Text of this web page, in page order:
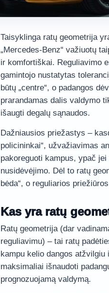
Taisyklinga ratų geometrija
„Mercedes-Benz“ važiuotų
ir komfortiškai. Reguliavimo
gamintojo nustatytas
būtų „centre“, o padangos
prarandamas dalis valdymo
išaugti degalų sąnaudos.
Dažniausios priežastys –
policininkai“, užvažiavimas
pakoreguoti kampus, ypač
nusidėvėjimo. Dėl to ratų
bėda“, o reguliarios
Kas yra ratų
Ratų geometrija (dar
reguliavimu) – tai ratų
kampu kelio dangos
maksimaliai išnaudoti
prognozuojamą valdymą.